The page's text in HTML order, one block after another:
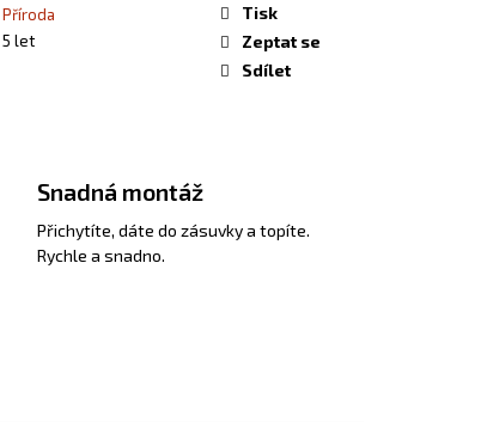
Příroda
5 let
Tisk
Zeptat se
Sdílet
Snadná montáž
Přichytíte, dáte do zásuvky a topíte.
Rychle a snadno.